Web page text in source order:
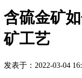
含硫金矿
矿工艺
发表于：2022-03-04